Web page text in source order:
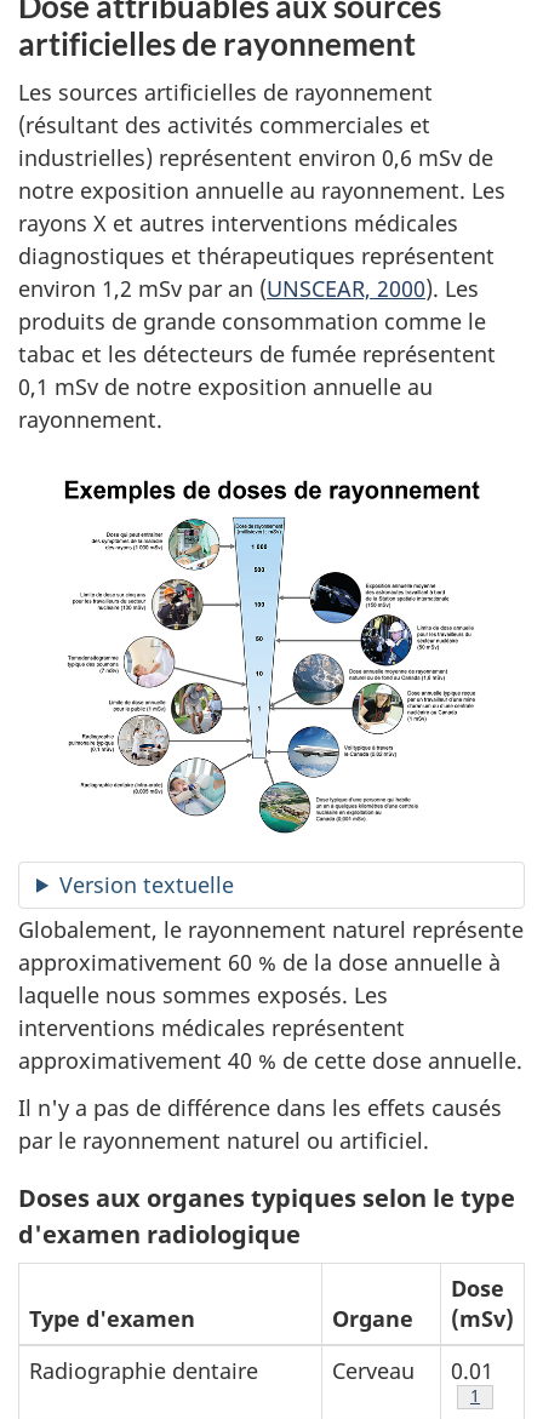
artificielles de rayonnement
Les sources artificielles de rayonnement
(résultant des activités commerciales et
industrielles) représentent environ 0,6 mSv de
notre exposition annuelle au rayonnement. Les
rayons X et autres interventions médicales
diagnostiques et thérapeutiques représentent
environ 1,2 mSv par an (UNSCEAR, 2000). Les
produits de grande consommation comme le
tabac et les détecteurs de fumée représentent
0,1 mSv de notre exposition annuelle au
rayonnement.
Version textuelle
Globalement, le rayonnement naturel représente
approximativement 60 % de la dose annuelle à
laquelle nous sommes exposés. Les
interventions médicales représentent
approximativement 40 % de cette dose annuelle.
Il n'y a pas de différence dans les effets causés
par le rayonnement naturel ou artificiel.
Doses aux organes typiques selon le type
d'examen radiologique
Type d'examen Organe
Dose
(mSv)
Radiographie dentaire
Cerveau 0.01
table 2
1